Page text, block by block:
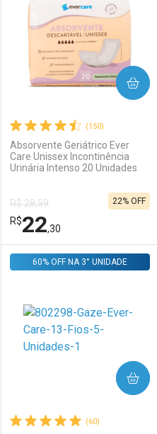
Laboratório
Comprar sem Desconto
Por R$ 13,99/cada
Por Menos
Comprar sem Desconto
Por R$ 13,99/cada
(150)
Absorvente Geriátrico Ever
Care Unissex Incontinência
Urinária Intenso 20 Unidades
R$ 28,59
R$22,30
22% OFF
COMPRAR
Laboratório
Por Menos
(60)
60% OFF NA 3° UNIDADE
COMPRAR